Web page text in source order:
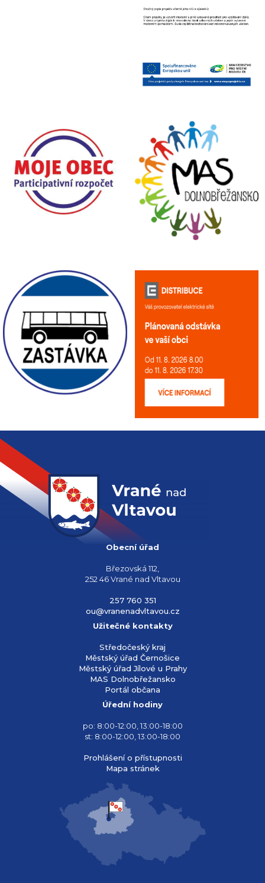
Obecní úřad
Březovská 112,
252 46 Vrané nad Vltavou
257 760 351
ou@vranenadvltavou.cz
Užitečné kontakty
Středočeský kraj
Městský úřad Černošice
Městský úřad Jílové u Prahy
MAS Dolnobřežansko
Portál občana
Úřední hodiny
po: 8:00-12:00, 13:00-18:00
st: 8:00-12:00, 13:00-18:00
Prohlášení o přístupnosti
Mapa stránek